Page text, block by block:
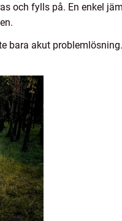
och fylls på. En enkel
bara akut